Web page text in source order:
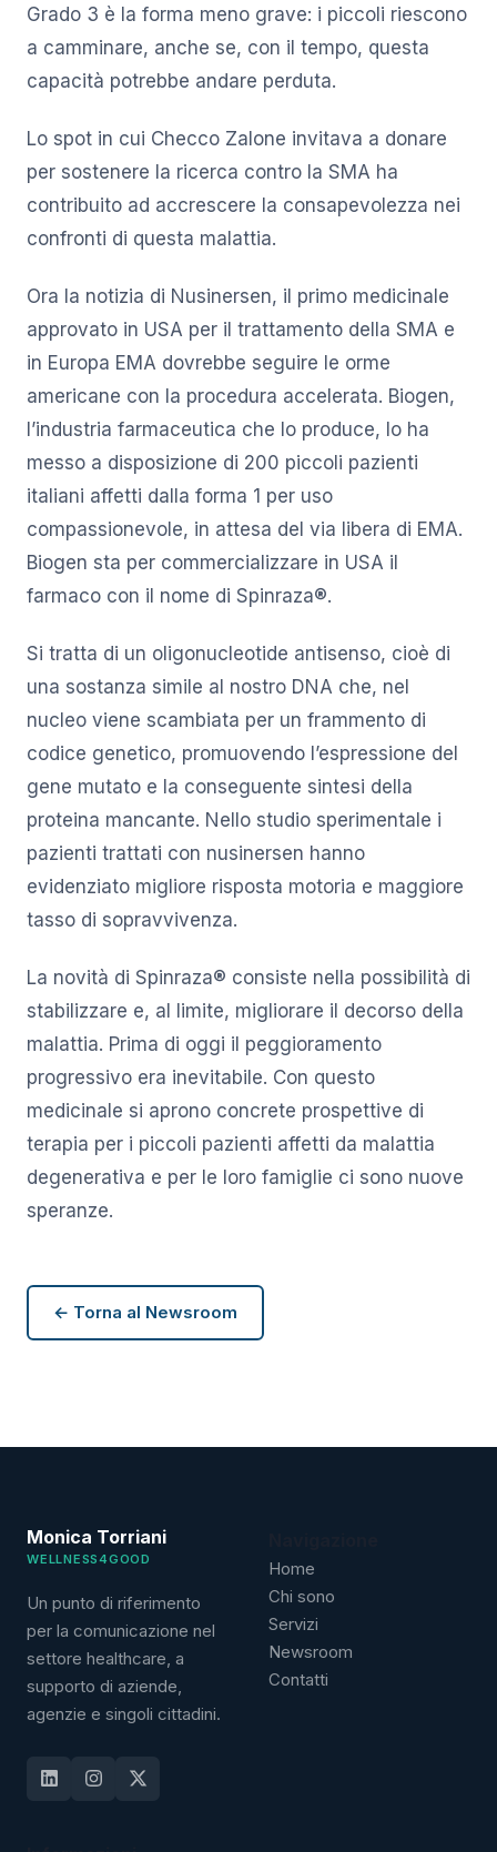
Grado 3 è la forma meno grave: i piccoli riescono
a camminare, anche se, con il tempo, questa
capacità potrebbe andare perduta.
Lo spot in cui Checco Zalone invitava a donare
per sostenere la ricerca contro la SMA ha
contribuito ad accrescere la consapevolezza nei
confronti di questa malattia.
Ora la notizia di Nusinersen, il primo medicinale
approvato in USA per il trattamento della SMA e
in Europa EMA dovrebbe seguire le orme
americane con la procedura accelerata. Biogen,
l’industria farmaceutica che lo produce, lo ha
messo a disposizione di 200 piccoli pazienti
italiani affetti dalla forma 1 per uso
compassionevole, in attesa del via libera di EMA.
Biogen sta per commercializzare in USA il
farmaco con il nome di Spinraza®.
Si tratta di un oligonucleotide antisenso, cioè di
una sostanza simile al nostro DNA che, nel
nucleo viene scambiata per un frammento di
codice genetico, promuovendo l’espressione del
gene mutato e la conseguente sintesi della
proteina mancante. Nello studio sperimentale i
pazienti trattati con nusinersen hanno
evidenziato migliore risposta motoria e maggiore
tasso di sopravvivenza.
La novità di Spinraza® consiste nella possibilità di
stabilizzare e, al limite, migliorare il decorso della
malattia. Prima di oggi il peggioramento
progressivo era inevitabile. Con questo
medicinale si aprono concrete prospettive di
terapia per i piccoli pazienti affetti da malattia
degenerativa e per le loro famiglie ci sono nuove
speranze.
← Torna al Newsroom
Monica Torriani
WELLNESS4GOOD
Un punto di riferimento
per la comunicazione nel
settore healthcare, a
supporto di aziende,
agenzie e singoli cittadini.
Home
Chi sono
Servizi
Newsroom
Contatti